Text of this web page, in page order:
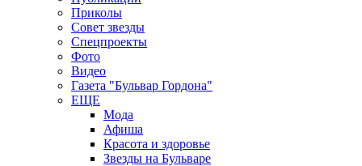
Приколы
Совет звезды
Спецпроекты
Фото
Видео
Газета "Бульвар Гордона"
ЕЩЕ
Мода
Афиша
Красота и здоровье
Звезды на Бульваре